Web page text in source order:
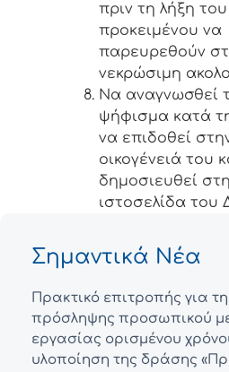
πριν τη λήξη
προκειμένου να
παρευρεθούν
νεκρώσιμη
Να αναγνωσθεί
ψήφισμα κατά
να επιδοθεί
οικογένειά του
δημοσιευθεί
ιστοσελίδα του
Σημαντικά Νέα
Πρακτικό επιτροπής για
πρόσληψης προσωπικού
εργασίας ορισμένου
υλοποίηση της δράσης